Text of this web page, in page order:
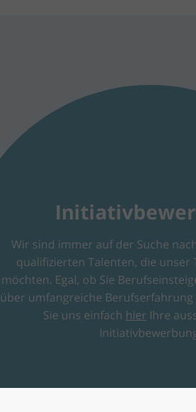
Wir sind immer auf der Suche
qualifizierten Talenten, die unser
möchten. Egal, ob Sie
über umfangreiche Berufserfahrung
Sie uns einfach hier Ihre